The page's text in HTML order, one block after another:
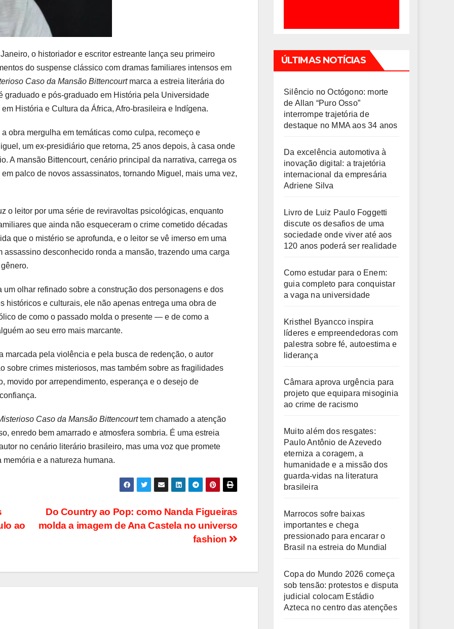
o historiador e escritor estreante lança seu primeiro
do suspense clássico com dramas familiares intensos em
Caso da Mansão Bittencourtmarca a estreia literária do
graduado e pós-graduado em História pela Universidade
História e Cultura da África, Afro-brasileira e Indígena.
obra mergulha em temáticas como culpa, recomeço e
um ex-presidiário que retorna, 25 anos depois, à casa onde
A mansão Bittencourt, cenário principal da narrativa, carrega os
palco de novos assassinatos, tornando Miguel, mais uma vez,
o leitor por uma série de reviravoltas psicológicas, enquanto
que ainda não esqueceram o crime cometido décadas
que o mistério se aprofunda, e o leitor se vê imerso em uma
assassino desconhecido ronda a mansão, trazendo uma carga
olhar refinado sobre a construção dos personagens e dos
históricos e culturais, ele não apenas entrega uma obra de
de como o passado molda o presente — e de como a
ao seu erro mais marcante.
marcada pela violência e pela busca de redenção, o autor
sobre crimes misteriosos, mas também sobre as fragilidades
movido por arrependimento, esperança e o desejo de
Caso da Mansão Bittencourttem chamado a atenção
enredo bem amarrado e atmosfera sombria. É uma estreia
no cenário literário brasileiro, mas uma voz que promete
e a natureza humana.
Do Country ao Pop: como Nanda Figueiras
molda a imagem de Ana Castela no universo
fashion
ao
ÚLTIMAS NOTÍCIAS
Silêncio no Octógono: morte
de Allan “Puro Osso”
interrompe trajetória de
destaque no MMA aos 34 anos
Da excelência automotiva à
inovação digital: a trajetória
internacional da empresária
Adriene Silva
Livro de Luiz Paulo Foggetti
discute os desafios de uma
sociedade onde viver até aos
120 anos poderá ser realidade
Como estudar para o Enem:
guia completo para conquistar
a vaga na universidade
Kristhel Byancco inspira
líderes e empreendedoras com
palestra sobre fé, autoestima e
liderança
Câmara aprova urgência para
projeto que equipara misoginia
ao crime de racismo
Muito além dos resgates:
Paulo Antônio de Azevedo
eterniza a coragem, a
humanidade e a missão dos
guarda-vidas na literatura
brasileira
Marrocos sofre baixas
importantes e chega
pressionado para encarar o
Brasil na estreia do Mundial
Copa do Mundo 2026 começa
sob tensão: protestos e disputa
judicial colocam Estádio
Azteca no centro das atenções